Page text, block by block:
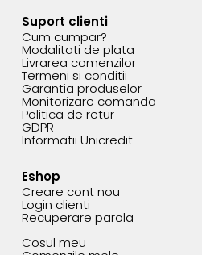
Suport clienti
Cum cumpar?
Modalitati de plata
Livrarea comenzilor
Termeni si conditii
Garantia produselor
Monitorizare comanda
Politica de retur
GDPR
Informatii Unicredit
Eshop
Creare cont nou
Login clienti
Recuperare parola
Cosul meu